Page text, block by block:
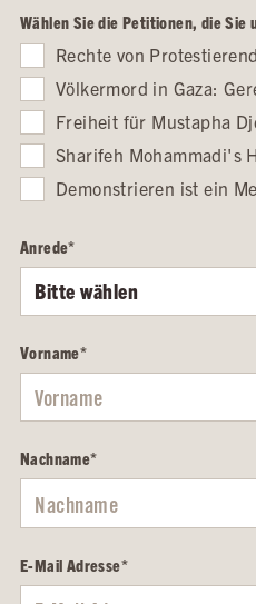
Wählen Sie die Petitionen, die Sie
Rechte von
Völkermord in Gaza:
Freiheit für Mustapha
Sharifeh Mohammadi's
Demonstrieren ist ein
Anrede*
Vorname*
Nachname*
E-Mail Adresse*